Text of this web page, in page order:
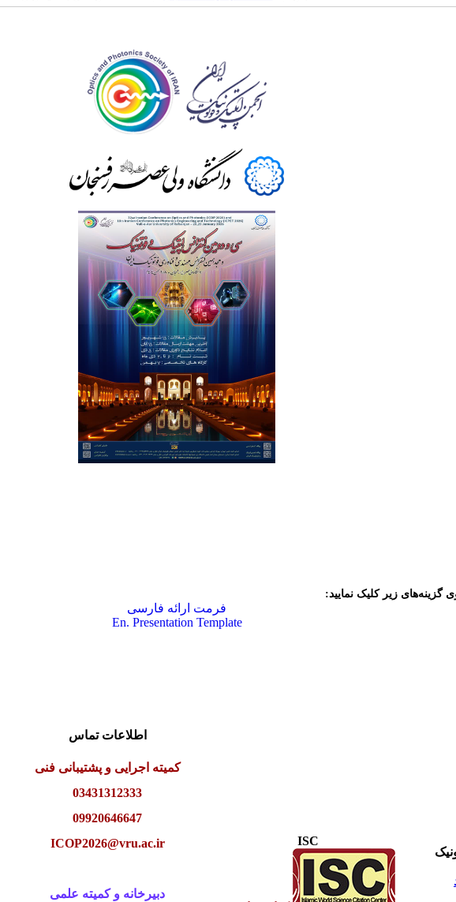
زیر کلیک نمایید:
فرمت ارائه فارسی
En. Presentation Template
ISC
اطلاعات تماس
کمیته اجرایی و پشتیبانی فنی
03431312333
09920646647
ICOP2026@vru.ac.ir
دبیرخانه و کمیته علمی